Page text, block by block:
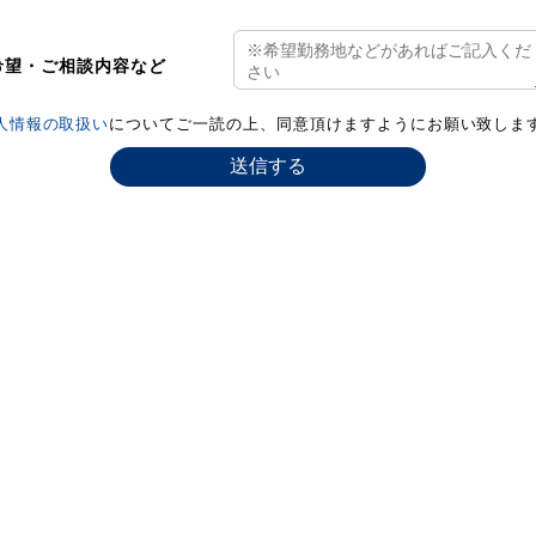
望・ご相談内容など
情報の取扱いについてご一読の上、同意頂けますようにお願い致しま